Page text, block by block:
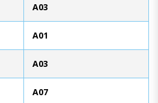
A03
A01
A03
A07